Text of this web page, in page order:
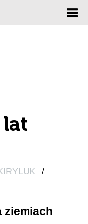
lat
/
ziemiach